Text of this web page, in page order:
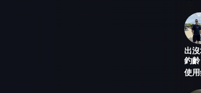
出
釣齡
使用